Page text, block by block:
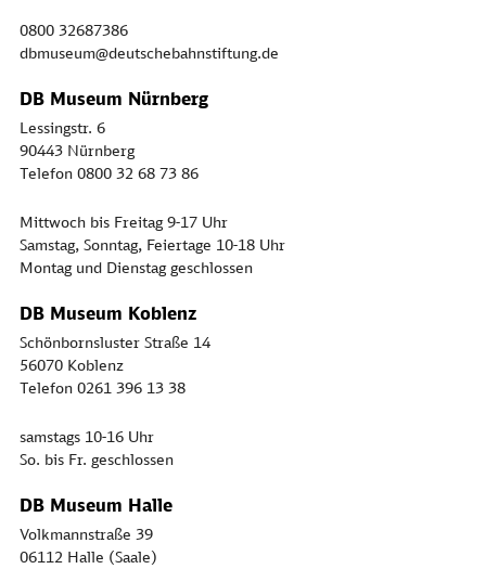
0800 32687386
dbmuseum@deutschebahnstiftung.de
DB Museum Nürnberg
Lessingstr. 6
90443 Nürnberg
Telefon 0800 32 68 73 86
Mittwoch bis Freitag 9-17 Uhr
Samstag, Sonntag, Feiertage 10-18 Uhr
Montag und Dienstag geschlossen
DB Museum Koblenz
Schönbornsluster Straße 14
56070 Koblenz
Telefon 0261 396 13 38
samstags 10-16 Uhr
So. bis Fr. geschlossen
DB Museum Halle
Volkmannstraße 39
06112 Halle (Saale)